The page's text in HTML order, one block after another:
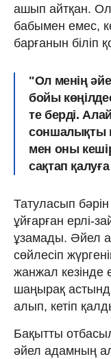
ашып айтқан.
бабымен емес,
барғанын біліп
"Ол менің
бойы
те берді.
соншалықты
мен оны
сақтап
Татуласып
ұйғарған ерлі-
ұзамады. Әйел
сөйлесіп
жанжал
шаңырақ
алып, кетіп
Бақытты
әйел адамның